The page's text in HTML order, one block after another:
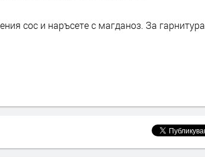
сос и наръсете с магданоз. За гарнитура